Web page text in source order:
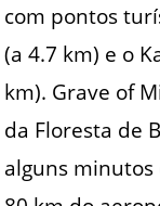
com pontos
(a 4.7 km) e o
km). Grave of
da Floresta de
alguns minutos